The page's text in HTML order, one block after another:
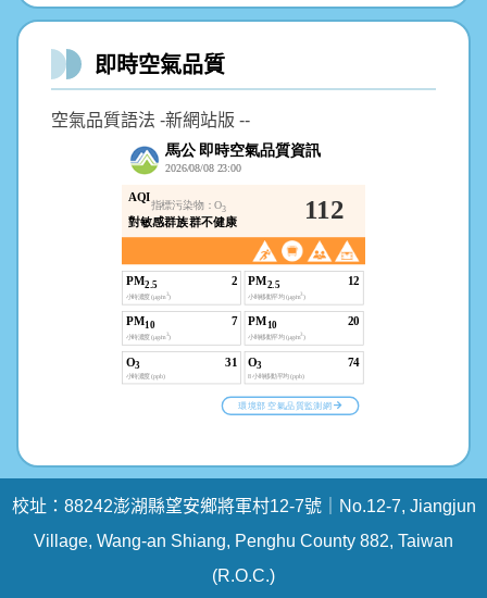
即時空氣品質
空氣品質語法 -新網站版 --
校址：88242澎湖縣望安鄉將軍村12-7號｜No.12-7, Jiangjun
Village, Wang-an Shiang, Penghu County 882, Taiwan
(R.O.C.)